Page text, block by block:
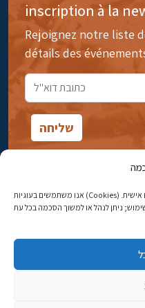
אנו משתמשים בעוגיות (Cookies) לצורך הפעלת האתר, ניתוח ושיווק מותאם אישית.
inscription à la
Rejoignez notre liste
détails des
14rue Ibn
Adresse